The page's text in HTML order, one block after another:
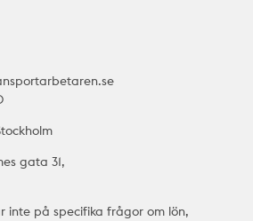
gata 31,
inte på specifika frågor om lön,